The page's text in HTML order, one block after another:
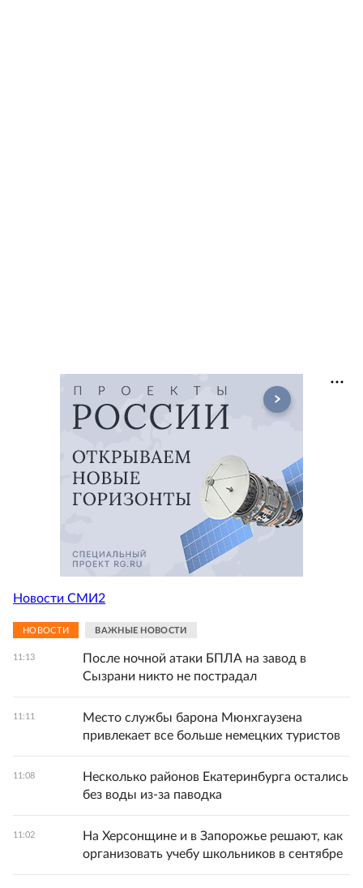
Новости СМИ2
НОВОСТИ ВАЖНЫЕ НОВОСТИ
11:13
После ночной атаки БПЛА на завод в
Сызрани никто не пострадал
11:11
Место службы барона Мюнхгаузена
привлекает все больше немецких туристов
11:08
Несколько районов Екатеринбурга остались
без воды из-за паводка
11:02
На Херсонщине и в Запорожье решают, как
организовать учебу школьников в сентябре